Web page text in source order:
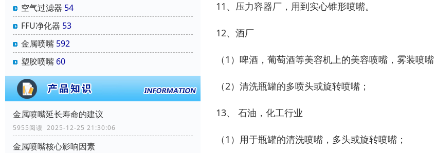
空气过滤器 54
FFU净化器 53
金属喷嘴 592
塑胶喷嘴 60
金属喷嘴延长寿命的建议
5955阅读 2025-12-25 21:30:06
金属喷嘴核心影响因素
11、压力容器厂，用到实心锥形喷嘴。
12、酒厂
（1）啤酒，葡萄酒等美容机上的美容喷嘴，雾装喷嘴
（2）清洗瓶罐的多喷头或旋转喷嘴；
13、 石油，化工行业
（1）用于瓶罐的清洗喷嘴，多头或旋转喷嘴；